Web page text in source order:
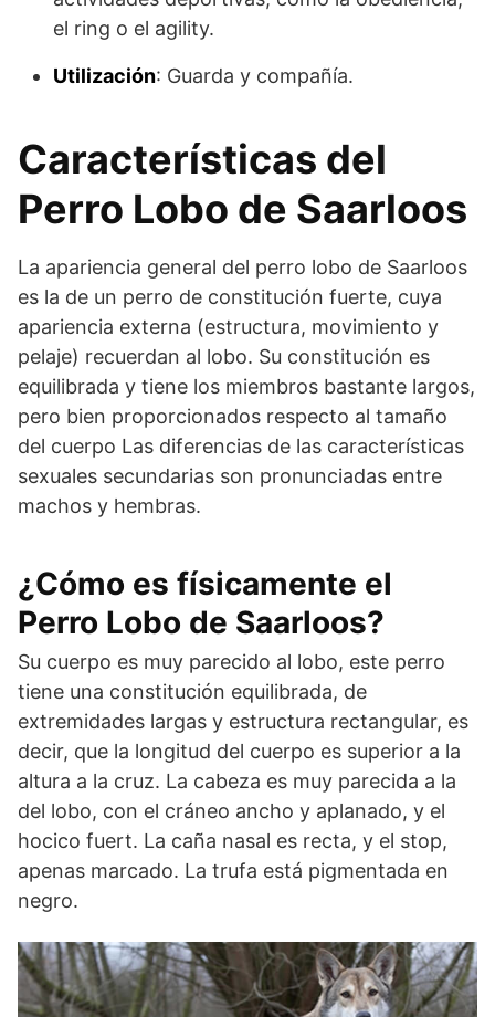
el ring o el agility.
Utilización: Guarda y compañía.
Características del
Perro Lobo de Saarloos
La apariencia general del perro lobo de Saarloos
es la de un perro de constitución fuerte, cuya
apariencia externa (estructura, movimiento y
pelaje) recuerdan al lobo. Su constitución es
equilibrada y tiene los miembros bastante largos,
pero bien proporcionados respecto al tamaño
del cuerpo Las diferencias de las características
sexuales secun­darias son pronunciadas entre
machos y hembras.
¿Cómo es físicamente el
Perro Lobo de Saarloos?
Su cuerpo es muy parecido al lobo, este perro
tiene una constitución equilibrada, de
extremidades largas y estructura rectangular, es
decir, que la longitud del cuerpo es superior a la
altura a la cruz. La cabeza es muy parecida a la
del lobo, con el cráneo ancho y aplanado, y el
hocico fuert. La caña nasal es recta, y el stop,
apenas marcado. La trufa está pigmentada en
negro.